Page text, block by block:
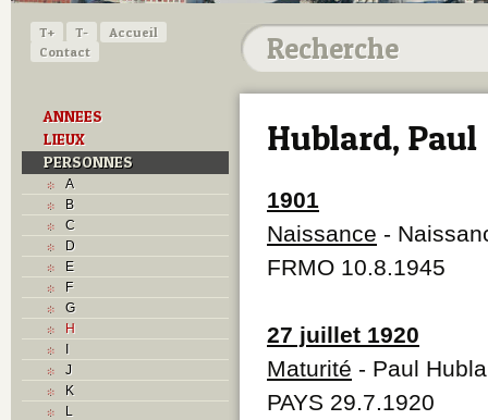
T+ T-
Accueil
Contact
ANNEES
LIEUX
PERSONNES
A
B
C
D
E
F
G
H
I
J
K
L
Hublard, Paul
1901
Naissance -
FRMO 10.8.1945
27 juillet 1920
Maturité - Paul
PAYS 29.7.1920